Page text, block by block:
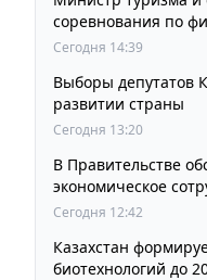
соревнования по
«Игр Будущего 2026»
Сегодня 14:39
Выборы депутатов
развитии страны
Сегодня 13:20
В Правительстве
экономическое
Сегодня 12:42
Казахстан
биотехнологий до